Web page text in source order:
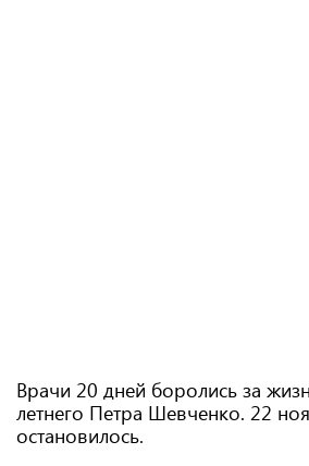
Врачи 20 дней боролись за
летнего Петра Шевченко. 22
остановилось.